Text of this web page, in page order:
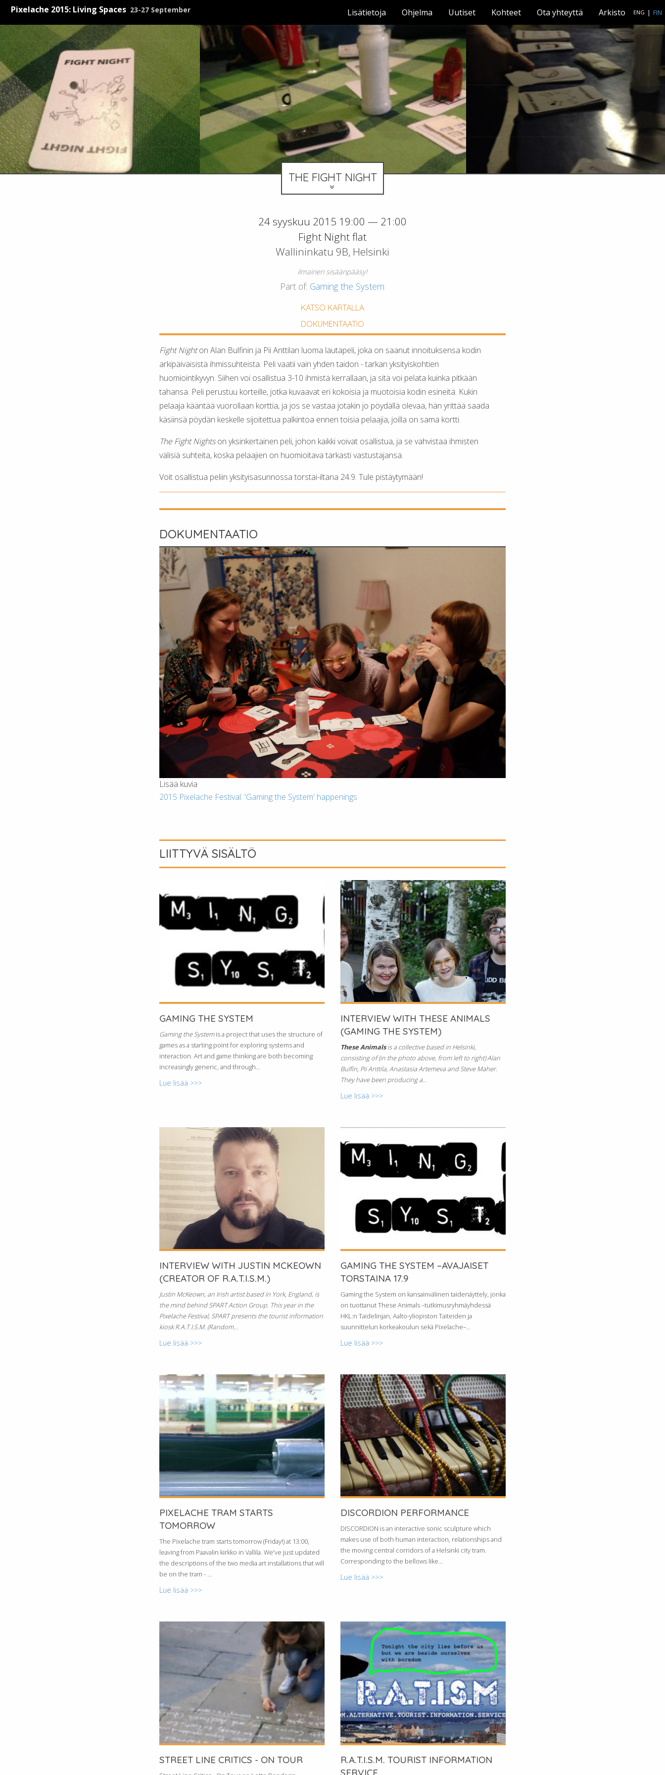
Pixelache 2015: Living Spaces 23-27 September Lisätietoja Ohjelma Uutiset Kohteet Ota yhteyttä Arkisto ENG | FIN
THE FIGHT NIGHT
24 syyskuu 2015 19:00 — 21:00
Fight Night flat
Wallininkatu 9B, Helsinki
ilmainen sisäänpääsy!
Part of: Gaming the System
KATSO KARTALLA
DOKUMENTAATIO
Fight Nighton Alan Bulfinin ja Pii Anttilan luoma lautapeli, joka on saanut innoituksensa kodin
arkipäiväisistä ihmissuhteista. Peli vaatii vain yhden taidon - tarkan yksityiskohtien
huomiointikyvyn. Siihen voi osallistua 3-10 ihmistä kerrallaan, ja sitä voi pelata kuinka pitkään
tahansa. Peli perustuu korteille, jotka kuvaavat eri kokoisia ja muotoisia kodin esineitä. Kukin
pelaaja kääntää vuorollaan korttia, ja jos se vastaa jotakin jo pöydällä olevaa, hän yrittää saada
käsiinsä pöydän keskelle sijoitettua palkintoa ennen toisia pelaajia, joilla on sama kortti.
The Fight Nightson yksinkertainen peli, johon kaikki voivat osallistua, ja se vahvistaa ihmisten
välisiä suhteita, koska pelaajien on huomioitava tarkasti vastustajansa.
Voit osallistua peliin yksityisasunnossa torstai-iltana 24.9. Tule pistäytymään!
DOKUMENTAATIO
Lisää kuvia
2015 Pixelache Festival: 'Gaming the System' happenings
LIITTYVÄ SISÄLTÖ
GAMING THE SYSTEM
Gaming the Systemis a project that uses the structure of
games as a starting point for exploring systems and
interaction. Art and game thinking are both becoming
increasingly generic, and through...
Lue lisää >>>
INTERVIEW WITH THESE ANIMALS
(GAMING THE SYSTEM)
These Animalsis a collective based in Helsinki,
consisting of (in the photo above, from left to right) Alan
Bulfin, Pii Anttila, Anastasia Artemeva and Steve Maher.
They have been producing a...
Lue lisää >>>
INTERVIEW WITH JUSTIN MCKEOWN
(CREATOR OF R.A.T.I.S.M.)
Justin McKeown, an Irish artist based in York, England, is
the mind behind SPART Action Group. This year in the
Pixelache Festival, SPART presents the tourist information
kiosk R.A.T.I.S.M. (Random...
Lue lisää >>>
GAMING THE SYSTEM –AVAJAISET
TORSTAINA 17.9
Gaming the System on kansainvälinen taidenäyttely, jonka
on tuottanut These Animals –tutkimusryhmäyhdessä
HKL:n Taidelinjan, Aalto-yliopiston Taiteiden ja
suunnittelun korkeakoulun sekä Pixelache–...
Lue lisää >>>
PIXELACHE TRAM STARTS
TOMORROW
The Pixelache tram starts tomorrow (Friday!) at 13:00,
leaving from Paavalin kirkko in Vallila. We've just updated
the descriptions of the two media art installations that will
be on the tram - ...
Lue lisää >>>
DISCORDION PERFORMANCE
DISCORDION is an interactive sonic sculpture which
makes use of both human interaction, relationships and
the moving central corridors of a Helsinki city tram.
Corresponding to the bellows like...
Lue lisää >>>
STREET LINE CRITICS - ON TOUR
R.A.T.I.S.M. TOURIST INFORMATION
SERVICE